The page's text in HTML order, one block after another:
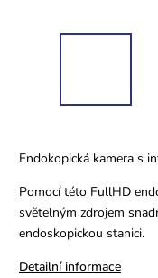
Endokopická kamera s
Pomocí této FullHD
světelným zdrojem
endoskopickou stanici.
Detailní informace